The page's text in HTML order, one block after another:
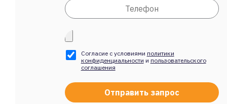
Согласие с условиями политики
конфиденциальности и пользовательского
соглашения